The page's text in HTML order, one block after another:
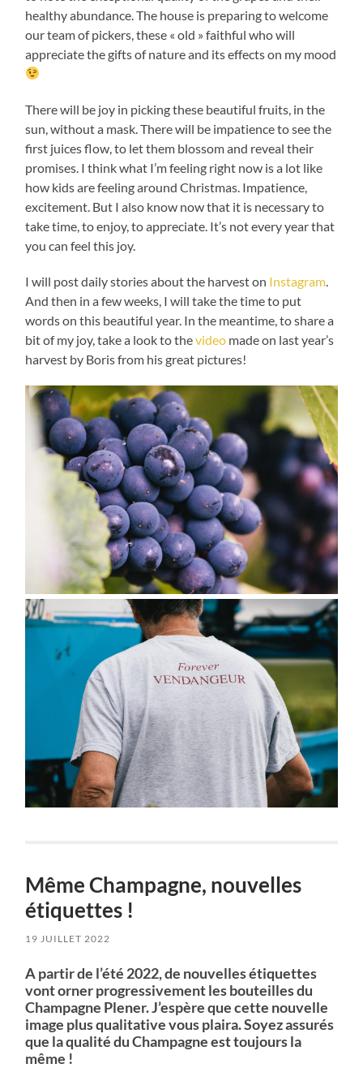
healthy abundance. The house is preparing to welcome
our team of pickers, these « old » faithful who will
appreciate the gifts of nature and its effects on my mood
There will be joy in picking these beautiful fruits, in the
sun, without a mask. There will be impatience to see the
first juices flow, to let them blossom and reveal their
promises. I think what I’m feeling right now is a lot like
how kids are feeling around Christmas. Impatience,
excitement. But I also know now that it is necessary to
take time, to enjoy, to appreciate. It’s not every year that
you can feel this joy.
I will post daily stories about the harvest on Instagram
And then in a few weeks, I will take the time to put
words on this beautiful year. In the meantime, to share a
bit of my joy, take a look to thevideo made on last year’s
harvest by Boris from his great pictures!
Même Champagne, nouvelles
étiquettes !
19 JUILLET 2022
A partir de l’été 2022, de nouvelles étiquettes
vont orner progressivement les bouteilles du
Champagne Plener. J’espère que cette nouvelle
image plus qualitative vous plaira. Soyez assurés
que la qualité du Champagne est toujours la
même !